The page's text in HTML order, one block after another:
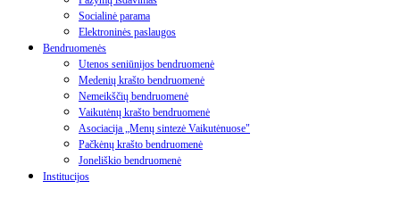
Socialinė parama
Elektroninės paslaugos
Bendruomenės
Utenos seniūnijos bendruomenė
Medenių krašto bendruomenė
Nemeikščių bendruomenė
Vaikutėnų krašto bendruomenė
Asociacija „Menų sintezė Vaikutėnuose"
Pačkėnų krašto bendruomenė
Joneliškio bendruomenė
Institucijos